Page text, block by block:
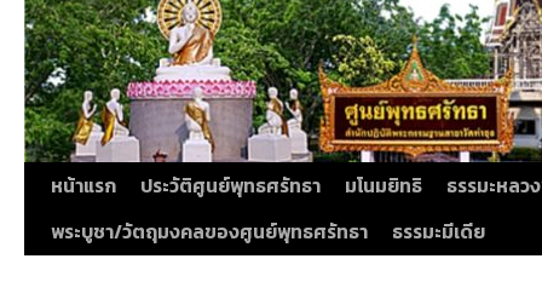
หน้าแรก ประวัติศูนย์พุทธศรัทธา มโนมยิทธิ
ธรรมะหลว
พระบูชา/วัตถุมงคลของศูนย์พุทธศรัทธา
ธรรมะมีเดีย